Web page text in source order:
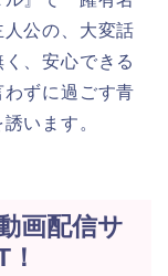
公の、大変話
、安心できる
ずに過ごす青
います。
画配信サ